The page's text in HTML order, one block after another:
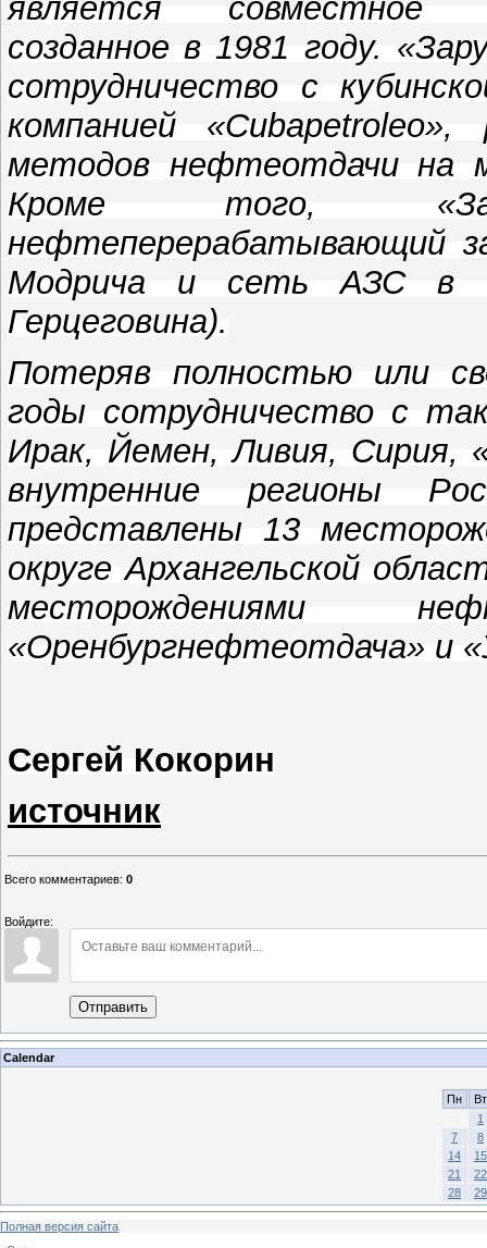
является совместное
созданное в 1981 году.
сотрудничество с
компанией
методов нефтеотдачи на
Кроме того,
нефтеперерабатывающий
Модрича и сеть АЗС в
Герцеговина).
Потеряв полностью или
годы сотрудничество с
Ирак, Йемен, Ливия, Сирия,
внутренние регионы
представлены 13
округе Архангельской
месторождениями
«Оренбургнефтеотдача» и
Сергей Кокорин
источник
Всего комментариев: 0
Войдите:
Отправить
Calendar
Пн
Вт
1
7
8
14
15
21
22
28
29
Полная версия сайта